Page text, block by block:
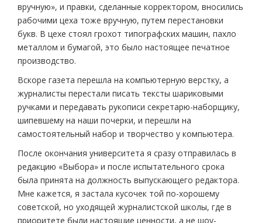
вручную», и правки, сделанные корректором, вносились
рабочими цеха тоже вручную, путем перестановки
букв. В цехе стоял грохот типографских машин, пахло
металлом и бумагой, это было настоящее печатное
производство.
Вскоре газета перешла на компьютерную верстку, а
журналисты перестали писать тексты шариковыми
ручками и передавать рукописи секретарю-наборщику,
шипевшему на наши почерки, и перешли на
самостоятельный набор и творчество у компьютера.
После окончания университета я сразу отправилась в
редакцию «Выбора» и после испытательного срока
была принята на должность выпускающего редактора.
Мне кажется, я застала кусочек той по-хорошему
советской, но уходящей журналистской школы, где в
приоритете были настоящие ценности, а не шоу-